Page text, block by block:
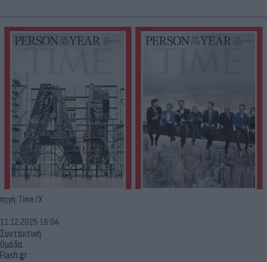
πηγή: Time / X
Συντακτική
Ομάδα
Flash.gr
11.12.2025 16:04